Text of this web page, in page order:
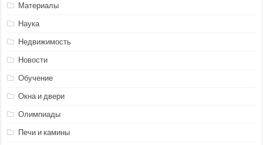
Материалы
Наука
Недвижимость
Новости
Обучение
Окна и двери
Олимпиады
Печи и камины